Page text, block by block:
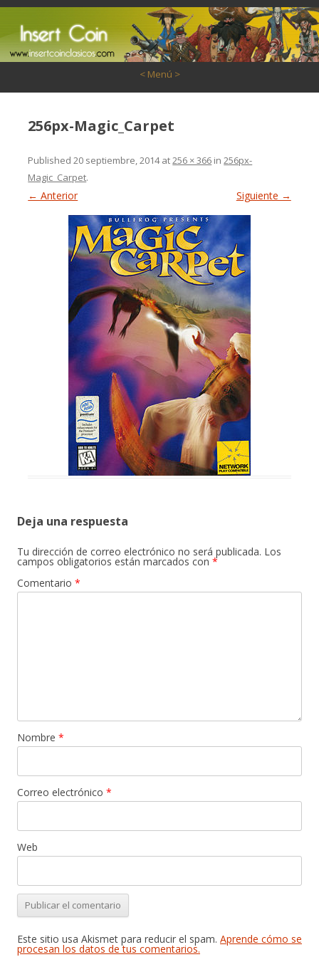
< Menú >
256px-Magic_Carpet
Published20 septiembre, 2014at256 × 366 in256px-
Magic_Carpet.
← Anterior Siguiente →
Deja una respuesta
Tu dirección de correo electrónico no será publicada. Los
campos obligatorios están marcados con *
Comentario *
Nombre *
Correo electrónico *
Web
Este sitio usa Akismet para reducir el spam. Aprende cómo se
procesan los datos de tus comentarios.